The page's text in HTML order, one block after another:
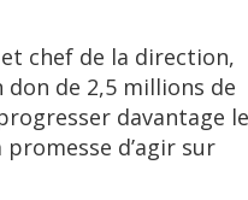
chef de la direction,
don de 2,5 millions de
davantage le
d’agir sur